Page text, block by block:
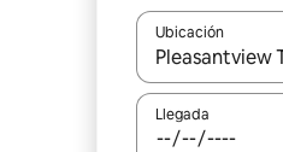
Ubicación
Cuando los
Llegada